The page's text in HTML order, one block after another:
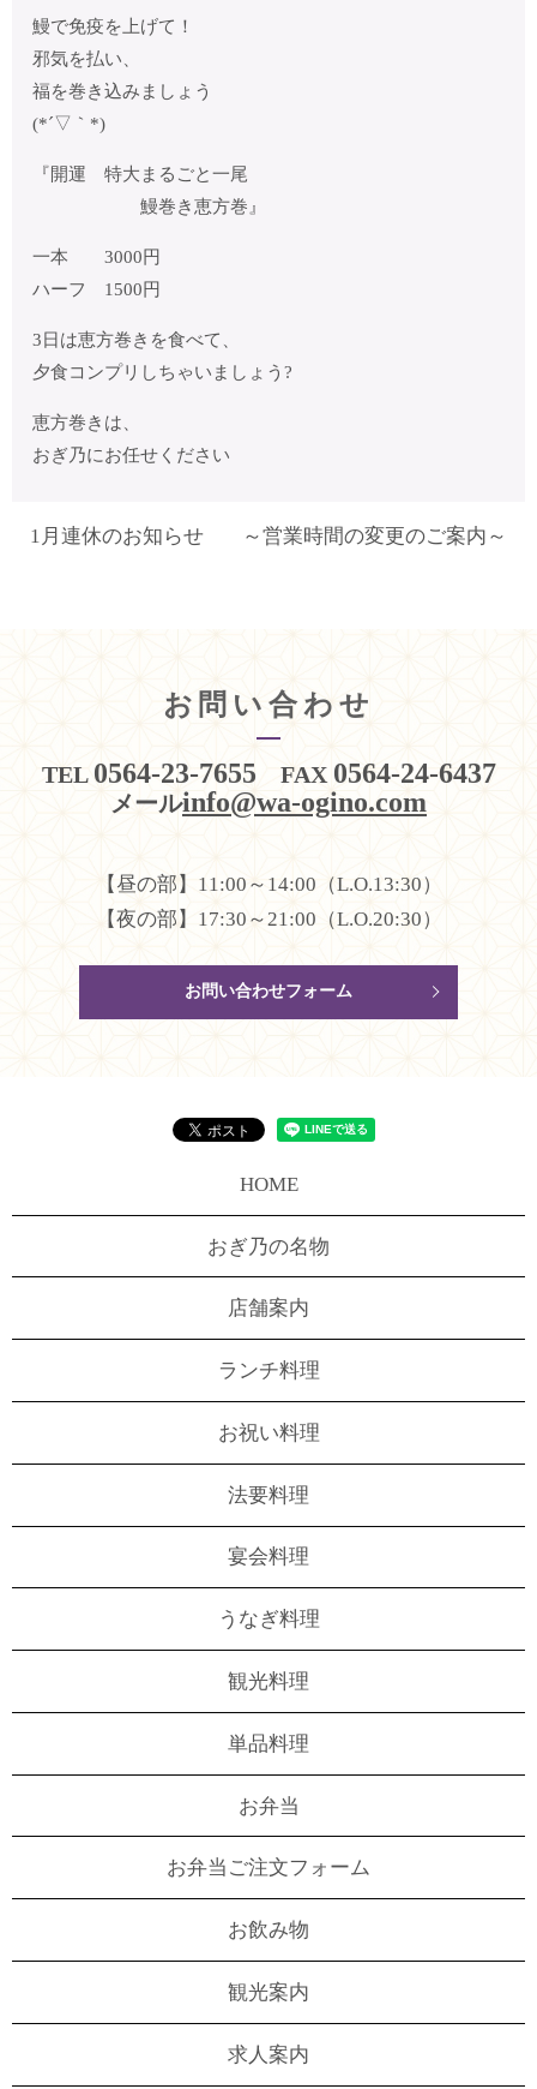
鰻で免疫を上げて！
邪気を払い、
福を巻き込みましょう
(*´▽｀*)
『開運 特大まるごと一尾
鰻巻き恵方巻』
一本 3000円
ハーフ 1500円
3日は恵方巻きを食べて、
夕食コンプリしちゃいましょう?
恵方巻きは、
おぎ乃にお任せください
1月連休のお知らせ ～営業時間の変更のご案内～
お問い合わせ
TEL 0564-23-7655 FAX 0564-24-6437
メールinfo@wa-ogino.com
【昼の部】11:00～14:00（L.O.13:30）
【夜の部】17:30～21:00（L.O.20:30）
お問い合わせフォーム
HOME
おぎ乃の名物
店舗案内
ランチ料理
お祝い料理
法要料理
宴会料理
うなぎ料理
観光料理
単品料理
お弁当
お弁当ご注文フォーム
お飲み物
観光案内
求人案内